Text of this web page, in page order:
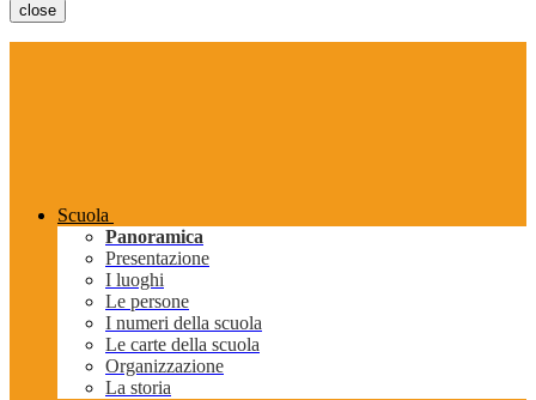
close
Scuola
Panoramica
Presentazione
I luoghi
Le persone
I numeri della scuola
Le carte della scuola
Organizzazione
La storia